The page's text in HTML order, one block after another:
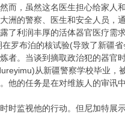
而，虽然这名医生担心给家人
的警察、医生和安全人员，
了利润丰厚的活体器官医疗需
罗布泊的核试验(导致了新疆
者。当谈到摘取政治犯的器官
从新疆警察学校毕业
他的任务是在对维族人的审
时监视他的行动。但尼加特